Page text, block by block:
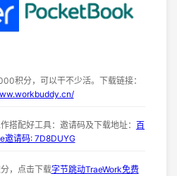
积分，可以干不少活。下载链接：
搭配好工具：邀请码及下载地址： 百
邀请码: 7D8DUYG
，点击下载字节跳动TraeWork免费